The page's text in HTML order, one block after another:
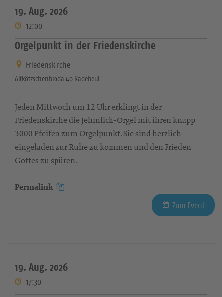
19. Aug. 2026
12:00
Orgelpunkt in der Friedenskirche
Friedenskirche
Altkötzschenbroda 40 Radebeul
Jeden Mittwoch um 12 Uhr erklingt in der
Friedenskirche die Jehmlich-Orgel mit ihren knapp
3000 Pfeifen zum Orgelpunkt. Sie sind herzlich
eingeladen zur Ruhe zu kommen und den Frieden
Gottes zu spüren.
Permalink
Zum Event
19. Aug. 2026
17:30